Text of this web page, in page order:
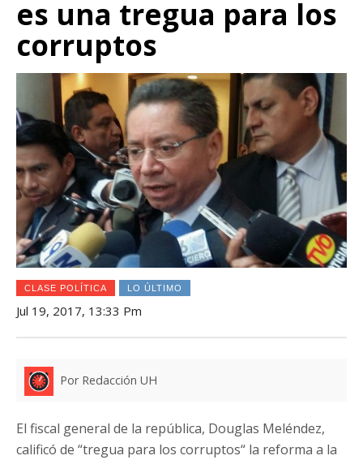
es una tregua para los
corruptos
CLASE POLÍTICA LO ÚLTIMO
Jul 19, 2017, 13:33 Pm
Por Redacción UH
El fiscal general de la república, Douglas Meléndez,
calificó de “tregua para los corruptos“ la reforma a la